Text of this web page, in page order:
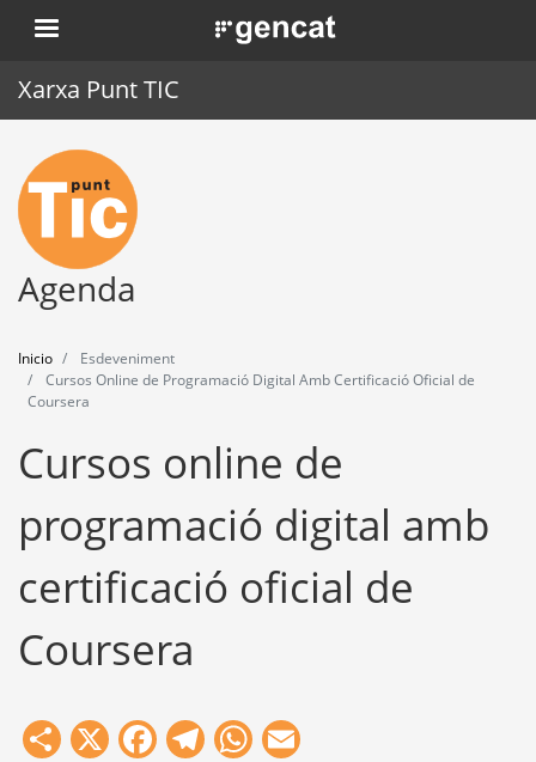
Pasar
al
. Obre en una nova finestra.
Xarxa Punt TIC
Inicio
Punt TIC
Actualidad
Formación
Agenda
Inicio
Esdeveniment
Cursos Online de Programació Digital Amb Certificació Oficial de
Coursera
Cursos online de
programació digital amb
certificació oficial de
Coursera
Share
X Facebook
Telegram
WhatsApp